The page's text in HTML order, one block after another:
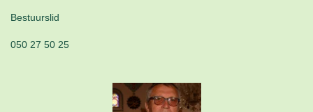
Bestuurslid
050 27 50 25